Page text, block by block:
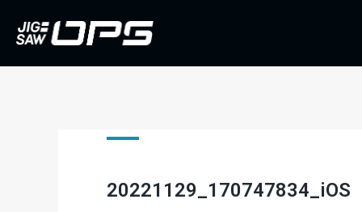
20221129_170747834_iOS